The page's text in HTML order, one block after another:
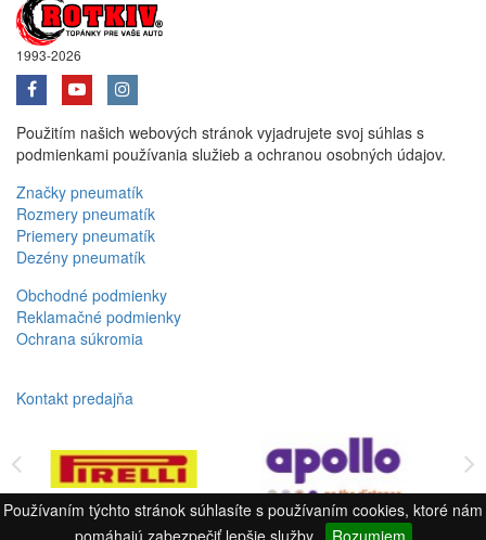
1993-2026
Použitím našich webových stránok vyjadrujete svoj súhlas s
podmienkami používania služieb a ochranou osobných údajov.
Značky pneumatík
Rozmery pneumatík
Priemery pneumatík
Dezény pneumatík
Obchodné podmienky
Reklamačné podmienky
Ochrana súkromia
Kontakt predajňa
Používaním týchto stránok súhlasíte s používaním cookies, ktoré nám
pomáhajú zabezpečiť lepšie služby.
Rozumiem